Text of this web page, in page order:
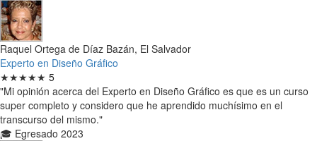
Raquel Ortega de Díaz Bazán, El Salvador
Experto en Diseño Gráfico
★★★★★ 5
"Mi opinión acerca del Experto en Diseño Gráfico es que es un curso
super completo y considero que he aprendido muchísimo en el
transcurso del mismo."
🎓 Egresado 2023